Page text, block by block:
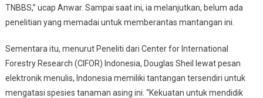
TNBBS,” ucap Anwar. Sampai saat ini, ia melanjutkan, belum ada
penelitian yang memadai untuk memberantas mantangan ini.
Sementara itu, menurut Peneliti dari Center for International
Forestry Research (CIFOR) Indonesia, Douglas Sheil lewat pesan
elektronik menulis, Indonesia memiliki tantangan tersendiri untuk
mengatasi spesies tanaman asing ini. “Kekuatan untuk mendidik